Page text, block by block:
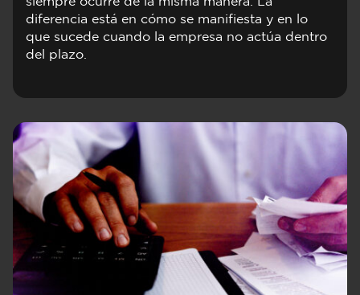
diferencia está en cómo se manifiesta y en lo
que sucede cuando la empresa no actúa dentro
del plazo.